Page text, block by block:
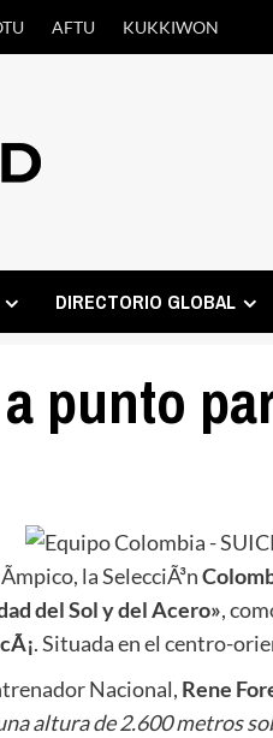
AFTU KUKKIWON
DIRECTORIO GLOBAL
punto
la SelecciÃ³n
del Sol y del Acero»,
. Situada en el centro-
Nacional, Rene
altura de 2.600 metros